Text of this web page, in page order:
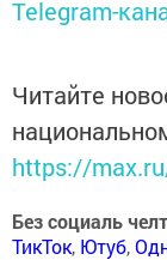
Telegram-
Читайте
https://
Без социаль
ТикТок, Ютуб,